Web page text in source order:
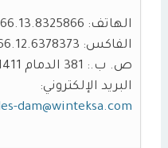
الهاتف: 00966.13.8325866
الفاكس: 00966.12.6378373
ص. ب.: 381 الدمام 31411
البريد الإلكتروني:
dam@winteksa.com